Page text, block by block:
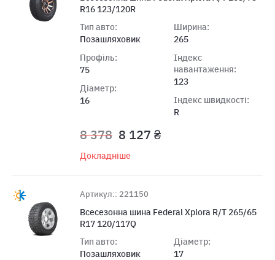
R16 123/120R
Тип авто:
Позашляховик
Профіль:
75
Діаметр:
16
Ширина:
265
Індекс
навантаження:
123
Індекс швидкості:
R
8 378 8 127 ₴
Докладніше
Артикул:: 221150
Всесезонна шина Federal Xplora R/T 265/65
R17 120/117Q
Тип авто:
Позашляховик
Діаметр:
17